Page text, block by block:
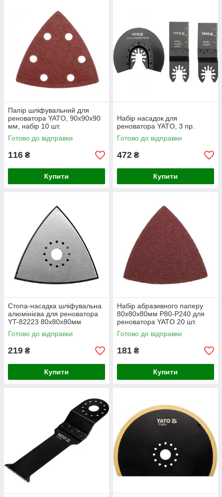
Папір шліфувальний для
реноватора YATO, 90х90х90
мм, набір 10 шт.
Готово до відправки
116 ₴
Купити
Набір насадок для
реноватора YATO, 3 пр.
Готово до відправки
472 ₴
Купити
Стопа-насадка шліфувальна
алюмінієва для реноватора
YT-82223 80х80х80мм
Готово до відправки
219 ₴
Купити
Набір абразивного паперу
80х80х80мм Р80-Р240 для
реноватора YATO 20 шт.
Готово до відправки
181 ₴
Купити